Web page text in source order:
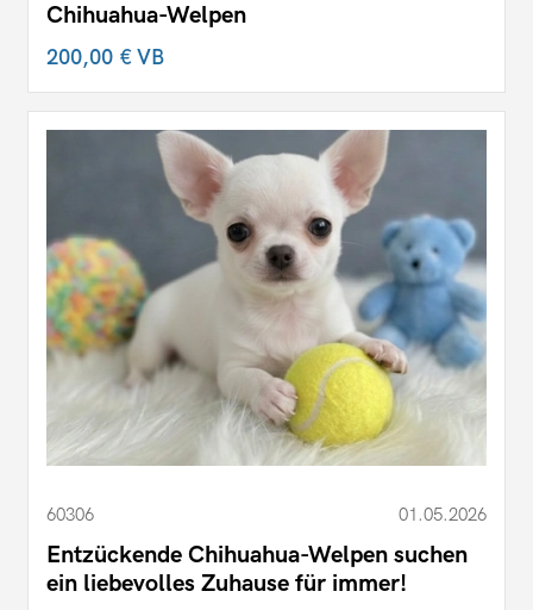
Chihuahua-Welpen
200,00 €VB
60306 01.05.2026
Entzückende Chihuahua-Welpen suchen
ein liebevolles Zuhause für immer!